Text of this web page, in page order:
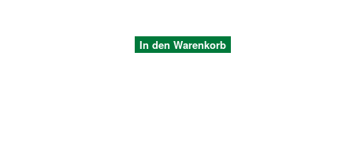
In den Warenkorb